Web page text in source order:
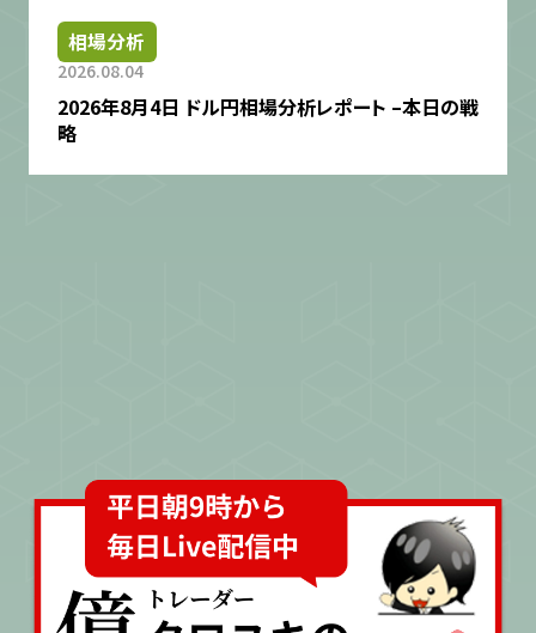
相場分析
2026.08.04
2026年8月4日 ドル円相場分析レポート –本日の戦
略